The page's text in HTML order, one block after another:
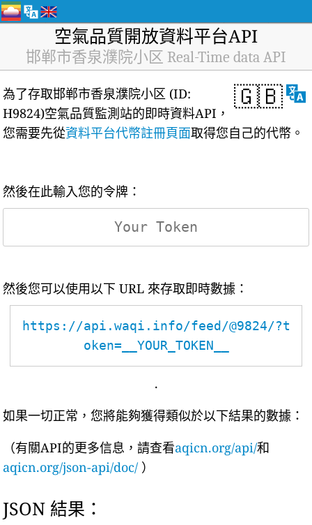
空氣品質開放資料平台API
邯郸市香泉濮院小区 Real-Time data API
🇬🇧
為了存取邯郸市香泉濮院小区 (ID:
H9824)空氣品質監測站的即時資料API，
您需要先從資料平台代幣註冊頁面取得您自己的代幣。
然後在此輸入您的令牌：
然後您可以使用以下 URL 來存取即時數據：
https://api.waqi.info/feed/@9824/?t
oken=__YOUR_TOKEN__
.
如果一切正常，您將能夠獲得類似於以下結果的數據：
（有關API的更多信息，請查看aqicn.org/api/和
aqicn.org/json-api/doc/ ）
JSON 結果：